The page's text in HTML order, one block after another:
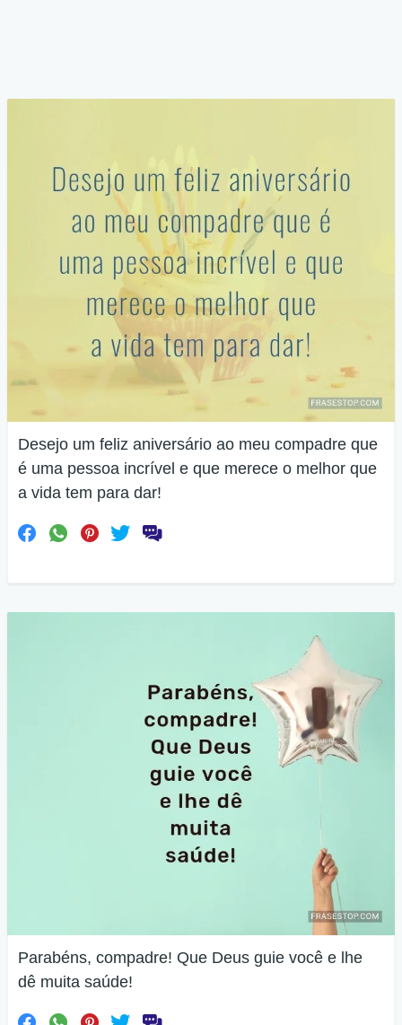
Desejo um feliz aniversário ao meu compadre que
é uma pessoa incrível e que merece o melhor que
a vida tem para dar!
Parabéns, compadre! Que Deus guie você e lhe
dê muita saúde!